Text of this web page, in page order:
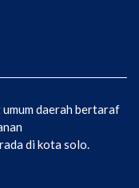
daerah bertaraf
di kota solo.